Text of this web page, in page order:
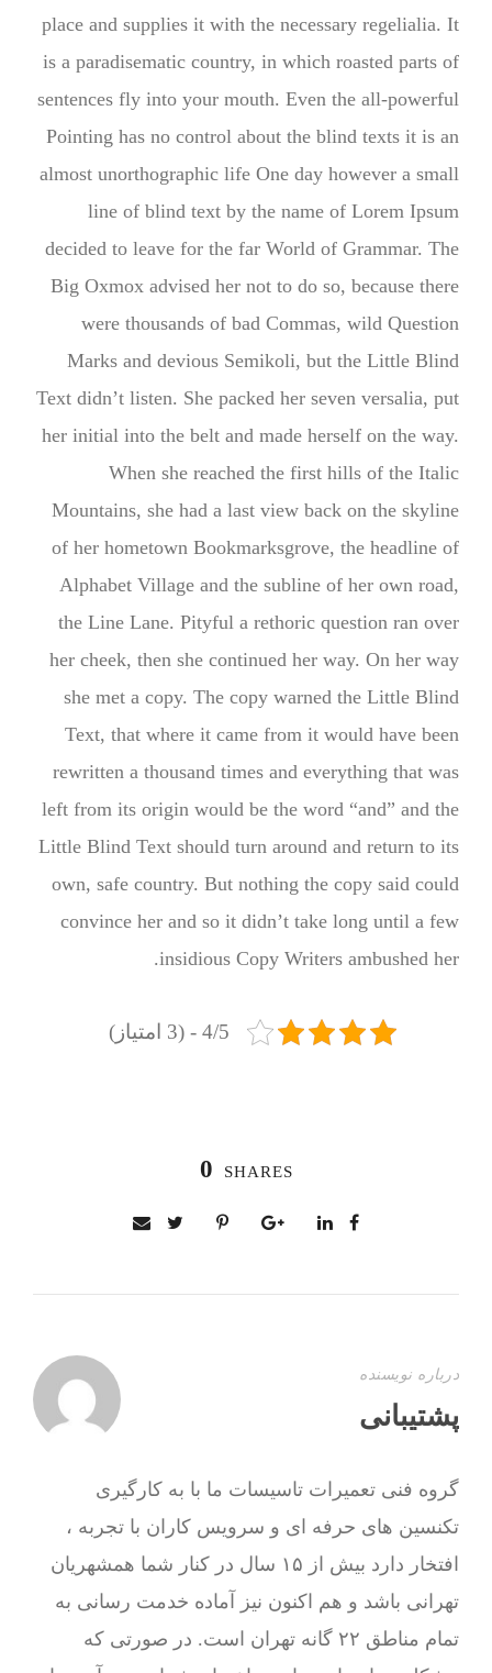
place and supplies it with the necessary regelialia. It
is a paradisematic country, in which roasted parts of
sentences fly into your mouth. Even the all-powerful
Pointing has no control about the blind texts it is an
almost unorthographic life One day however a small
line of blind text by the name of Lorem Ipsum
decided to leave for the far World of Grammar. The
Big Oxmox advised her not to do so, because there
were thousands of bad Commas, wild Question
Marks and devious Semikoli, but the Little Blind
Text didn’t listen. She packed her seven versalia, put
her initial into the belt and made herself on the way.
When she reached the first hills of the Italic
Mountains, she had a last view back on the skyline
of her hometown Bookmarksgrove, the headline of
Alphabet Village and the subline of her own road,
the Line Lane. Pityful a rethoric question ran over
her cheek, then she continued her way. On her way
she met a copy. The copy warned the Little Blind
Text, that where it came from it would have been
rewritten a thousand times and everything that was
left from its origin would be the word “and” and the
Little Blind Text should turn around and return to its
own, safe country. But nothing the copy said could
convince her and so it didn’t take long until a few
insidious Copy Writers ambushed her.
4/5 - (3 امتیاز)
0 SHARES
درباره نویسنده
پشتیبانی
گروه فنی تعمیرات تاسیسات ما با به‌ کارگیری
تکنسین های حرفه ای و سرویس کاران با تجربه ،
افتخار دارد بیش از ۱۵ سال در کنار شما همشهریان
تهرانی باشد و هم اکنون نیز آماده خدمت رسانی به
تمام مناطق ۲۲ گانه تهران است. در صورتی که